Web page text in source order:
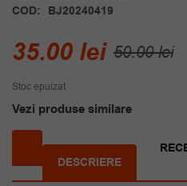
COD: BJ20240419
50.00lei
35.00 lei
Stoc epuizat
Vezi produse similare
DESCRIERE